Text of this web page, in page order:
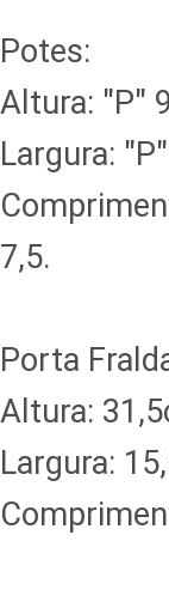
Potes:
Altura: "P"
Largura:
7,5.
Porta
Altura:
Largura: